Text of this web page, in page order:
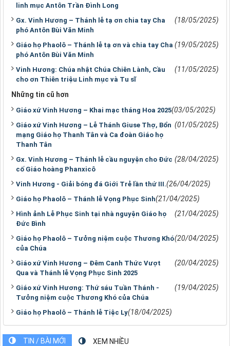
linh mục Antôn Trần Đình Long
Gx. Vinh Hương – Thánh lễ tạ ơn chia tay Cha
phó Antôn Bùi Văn Minh
(18/05/2025)
Giáo họ Phaolô – Thánh lễ tạ ơn và chia tay Cha
phó Antôn Bùi Văn Minh
(19/05/2025)
Vinh Hương: Chúa nhật Chúa Chiên Lành, Cầu
cho ơn Thiên triệu Linh mục và Tu sĩ
(11/05/2025)
Những tin cũ hơn
Giáo xứ Vinh Hương – Khai mạc tháng Hoa 2025(03/05/2025)
Giáo xứ Vinh Hương – Lễ Thánh Giuse Thợ, Bổn
mạng Giáo họ Thanh Tân và Ca đoàn Giáo họ
Thanh Tân
(01/05/2025)
Gx. Vinh Hương – Thánh lễ cầu nguyện cho Đức
cố Giáo hoàng Phanxicô
(28/04/2025)
Vinh Hương - Giải bóng đá Giới Trẻ lần thứ III.(26/04/2025)
Giáo họ Phaolô – Thánh lễ Vọng Phục Sinh(21/04/2025)
Hình ảnh Lễ Phục Sinh tại nhà nguyện Giáo họ
Đức Bình
(21/04/2025)
Giáo họ Phaolô – Tưởng niệm cuộc Thương Khó
của Chúa
(20/04/2025)
Giáo xứ Vinh Hương – Đêm Canh Thức Vượt
Qua và Thánh lễ Vọng Phục Sinh 2025
(20/04/2025)
Giáo xứ Vinh Hương: Thứ sáu Tuần Thánh -
Tưởng niệm cuộc Thương Khó của Chúa
(19/04/2025)
Giáo họ Phaolô – Thánh lễ Tiệc Ly(18/04/2025)
TIN / BÀI MỚI XEM NHIỀU